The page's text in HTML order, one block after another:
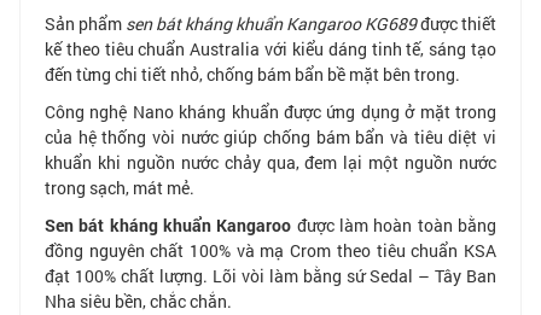
Sản phẩm sen bát kháng khuẩn Kangaroo KG689được thiết
kế theo tiêu chuẩn Australia với kiểu dáng tinh tế, sáng tạo
đến từng chi tiết nhỏ, chống bám bẩn bề mặt bên trong.
Công nghệ Nano kháng khuẩn được ứng dụng ở mặt trong
của hệ thống vòi nước giúp chống bám bẩn và tiêu diệt vi
khuẩn khi nguồn nước chảy qua, đem lại một nguồn nước
trong sạch, mát mẻ.
Sen bát kháng khuẩn Kangaroo được làm hoàn toàn bằng
đồng nguyên chất 100% và mạ Crom theo tiêu chuẩn KSA
đạt 100% chất lượng. Lõi vòi làm bằng sứ Sedal – Tây Ban
Nha siêu bền, chắc chắn.